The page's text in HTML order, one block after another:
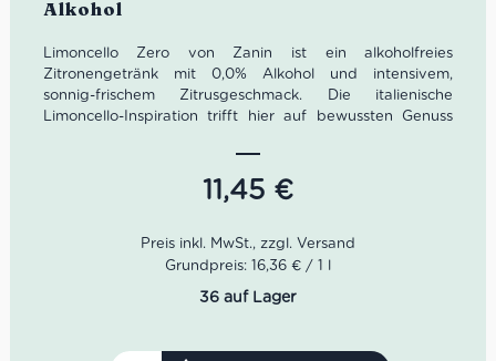
Alkohol
Limoncello Zero von Zanin ist ein alkoholfreies
Zitronengetränk mit 0,0% Alkohol und intensivem,
sonnig-frischem Zitrusgeschmack. Die italienische
Limoncello-Inspiration trifft hier auf bewussten Genuss
alkoholfreie Drinks. Perfekt für alle, die den Geschmack
italienischer Zitronen lieben und eine elegante
Alternative für Aperitivo-Momente, Sommerabende und
Geschmack: intensiv zitronig, frisch, süß-säuerlich
Herkunft: Italien
11,45 €
Grundpreis: 16,36 € / 1 l
36 auf Lager